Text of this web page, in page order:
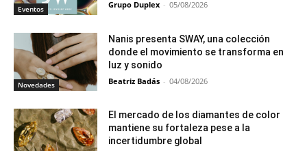
Eventos Grupo Duplex - 05/08/2026
Novedades
Nanis presenta SWAY, una colección
donde el movimiento se transforma en
luz y sonido
Beatriz Badás - 04/08/2026
El mercado de los diamantes de color
mantiene su fortaleza pese a la
incertidumbre global